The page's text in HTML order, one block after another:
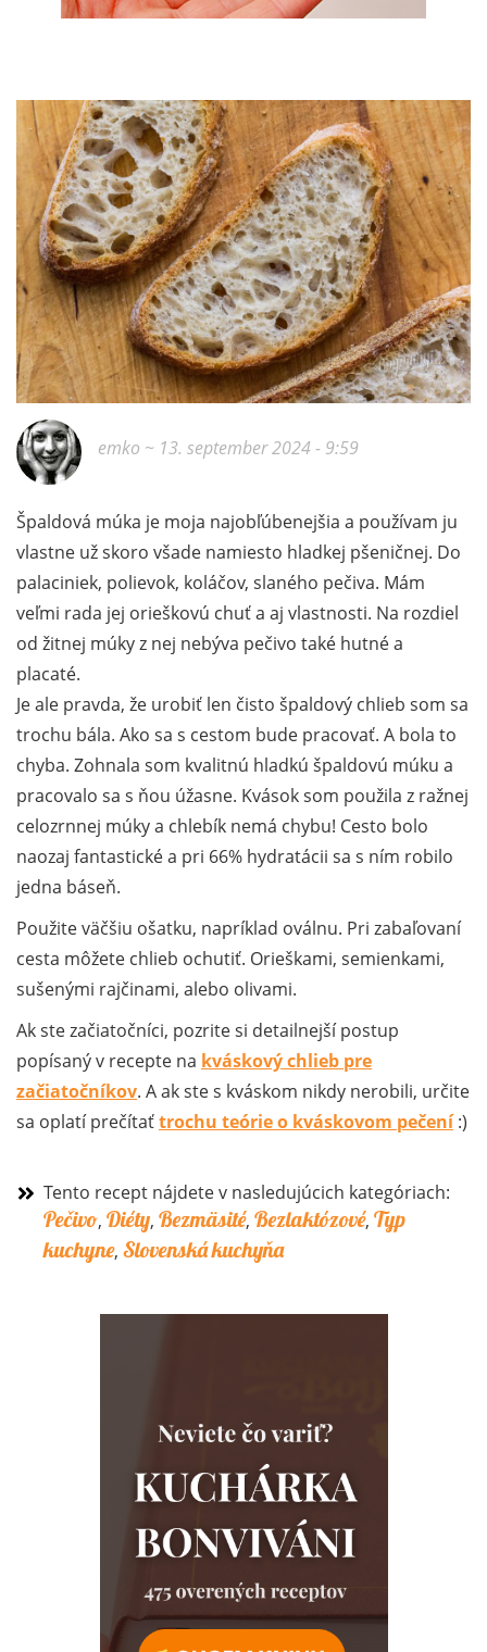
emko ~ 13. september 2024 - 9:59
Špaldová múka je moja najobľúbenejšia a používam ju
vlastne už skoro všade namiesto hladkej pšeničnej. Do
palaciniek, polievok, koláčov, slaného pečiva. Mám
veľmi rada jej orieškovú chuť a aj vlastnosti. Na rozdiel
od žitnej múky z nej nebýva pečivo také hutné a
placaté.
Je ale pravda, že urobiť len čisto špaldový chlieb som sa
trochu bála. Ako sa s cestom bude pracovať. A bola to
chyba. Zohnala som kvalitnú hladkú špaldovú múku a
pracovalo sa s ňou úžasne. Kvások som použila z ražnej
celozrnnej múky a chlebík nemá chybu! Cesto bolo
naozaj fantastické a pri 66% hydratácii sa s ním robilo
jedna báseň.
Použite väčšiu ošatku, napríklad oválnu. Pri zabaľovaní
cesta môžete chlieb ochutiť. Orieškami, semienkami,
sušenými rajčinami, alebo olivami.
Ak ste začiatočníci, pozrite si detailnejší postup
popísaný v recepte na kváskový chlieb pre
začiatočníkov. A ak ste s kváskom nikdy nerobili, určite
sa oplatí prečítaťtrochu teórie o kváskovom pečení:)
Tento recept nájdete v nasledujúcich kategóriach:
Pečivo, Diéty, Bezmäsité, Bezlaktózové, Typ
kuchyne, Slovenská kuchyňa